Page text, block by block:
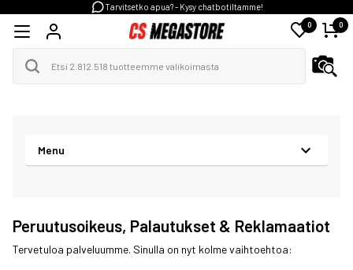
Tarvitsetko apua? - Kysy chatbotiltamme!
0 0
Menu
Peruutusoikeus, Palautukset & Reklamaatiot
Tervetuloa palveluumme. Sinulla on nyt kolme vaihtoehtoa: